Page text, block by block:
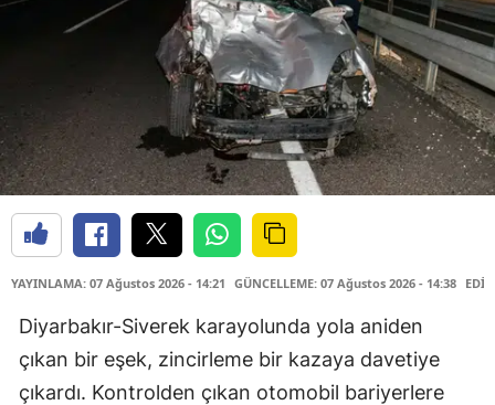
YAYINLAMA: 07 Ağustos 2026 - 14:21 GÜNCELLEME: 07 Ağustos 2026 - 14:38
Diyarbakır-Siverek karayolunda yola aniden
çıkan bir eşek, zincirleme bir kazaya davetiye
çıkardı. Kontrolden çıkan otomobil bariyerlere